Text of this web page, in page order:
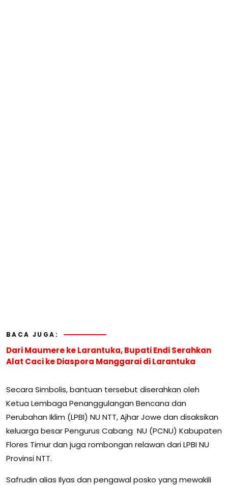
BACA JUGA:
Dari Maumere ke Larantuka, Bupati Endi Serahkan
Alat Caci ke Diaspora Manggarai di Larantuka
Secara Simbolis, bantuan tersebut diserahkan oleh
Ketua Lembaga Penanggulangan Bencana dan
Perubahan Iklim (LPBI) NU NTT, Ajhar Jowe dan disaksikan
keluarga besar Pengurus Cabang NU (PCNU) Kabupaten
Flores Timur dan juga rombongan relawan dari LPBI NU
Provinsi NTT.
Safrudin alias Ilyas dan pengawal posko yang mewakili